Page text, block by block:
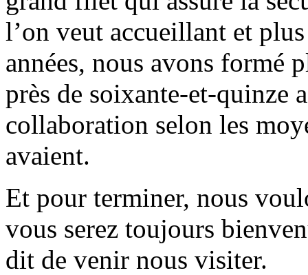
l’on veut accueillant et
années, nous avons formé
près de soixante-et-quinze
collaboration selon les
avaient.
Et pour terminer, nous
vous serez toujours
dit de venir nous visiter.